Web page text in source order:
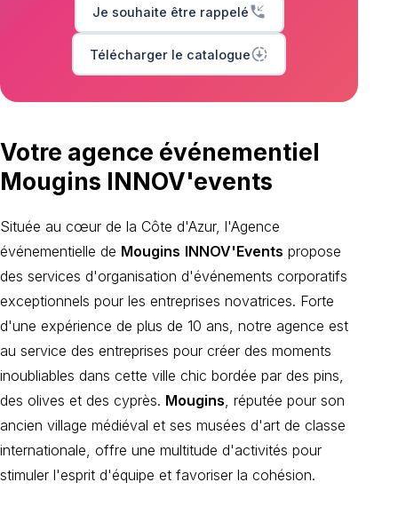
Je souhaite être rappeléphone_callback
Télécharger le cataloguedownloading
Votre agence événementiel
Mougins INNOV'events
Située au cœur de la Côte d'Azur, l'Agence
événementielle de Mougins INNOV'Events propose
des services d'organisation d'événements corporatifs
exceptionnels pour les entreprises novatrices. Forte
d'une expérience de plus de 10 ans, notre agence est
au service des entreprises pour créer des moments
inoubliables dans cette ville chic bordée par des pins,
des olives et des cyprès. Mougins, réputée pour son
ancien village médiéval et ses musées d'art de classe
internationale, offre une multitude d'activités pour
stimuler l'esprit d'équipe et favoriser la cohésion.